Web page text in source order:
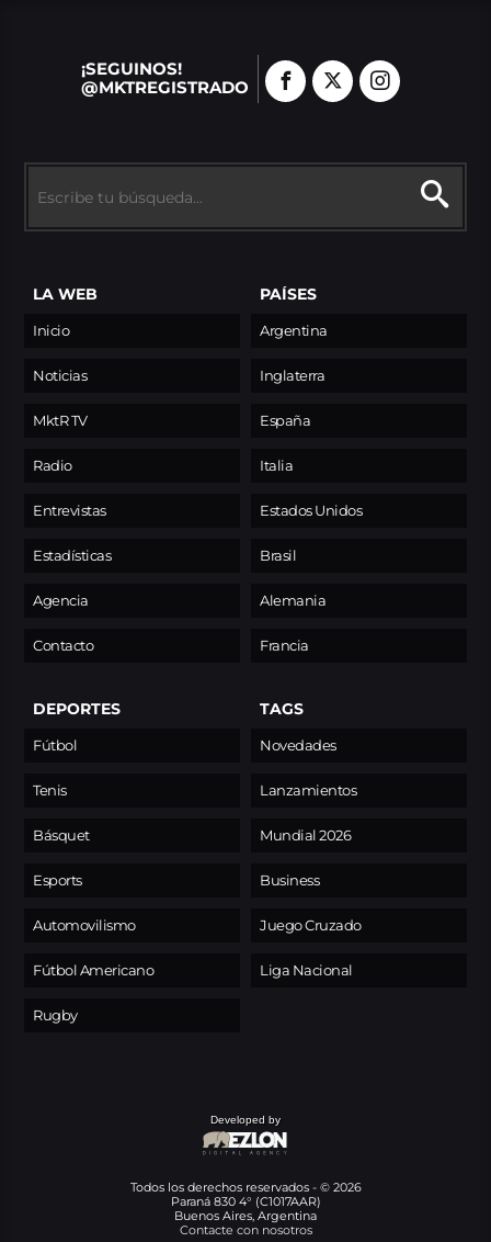
¡SEGUINOS!
@MKTREGISTRADO
LA WEB
Inicio
Noticias
MktR TV
Radio
Entrevistas
Estadísticas
Agencia
Contacto
PAÍSES
Argentina
Inglaterra
España
Italia
Estados Unidos
Brasil
Alemania
Francia
DEPORTES
Fútbol
Tenis
Básquet
Esports
Automovilismo
Fútbol Americano
Rugby
TAGS
Novedades
Lanzamientos
Mundial 2026
Business
Juego Cruzado
Liga Nacional
Developed by
Todos los derechos reservados - © 2026
Paraná 830 4° (C1017AAR)
Buenos Aires, Argentina
Contacte con nosotros